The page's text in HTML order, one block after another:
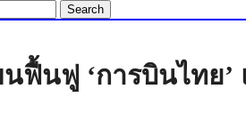
Search
ฟื้นฟู ‘การบินไทย’